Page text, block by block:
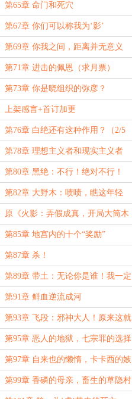
第65章 命门和死穴
第67章 你们可以称我为‘影’
第69章 你我之间，距离并无意义
（求追读，最近一次啦QAQ）
第71章 进击的佩恩（求月票）
第73章 你是晓组织的弥彦？
上架感言+首订加更
第76章 白绝还有这种作用？（2/5
求首订）
第78章 理想主义者和现实主义者
（4/5求首订）
第80章 黑绝：不行！绝对不行！
第82章 大野木：啧啧，瞧这年轻
人……
原《火影：弄假成真，开局大筒木
之体》改名通知+成绩汇报
第85章 地宫内的十个“奖励”
第87章 杀！
第89章 带土：无论你是谁！我一定
会杀了你！！
第91章 鲜血逆流成河
第93章 飞段：邪神大人！原来这就
是邪神大人！
第95章 恶人的地狱，七宗罪的选择
第97章 自来也的懒惰，卡卡西的嫉
妒
第99章 香磷的母亲，畜生的草隐村